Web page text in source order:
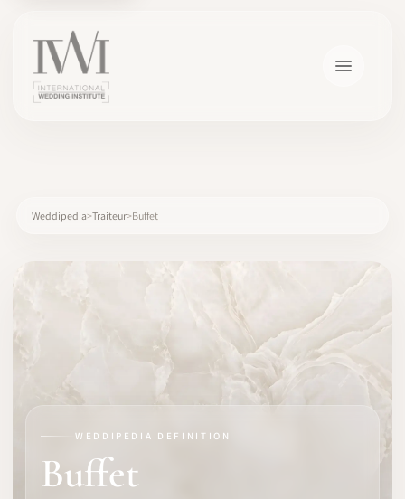
LOGICIEL
IDENTITÉ PRO
Weddipedia Traiteur Buffet
WEDDIPEDIA DEFINITION
Buffet